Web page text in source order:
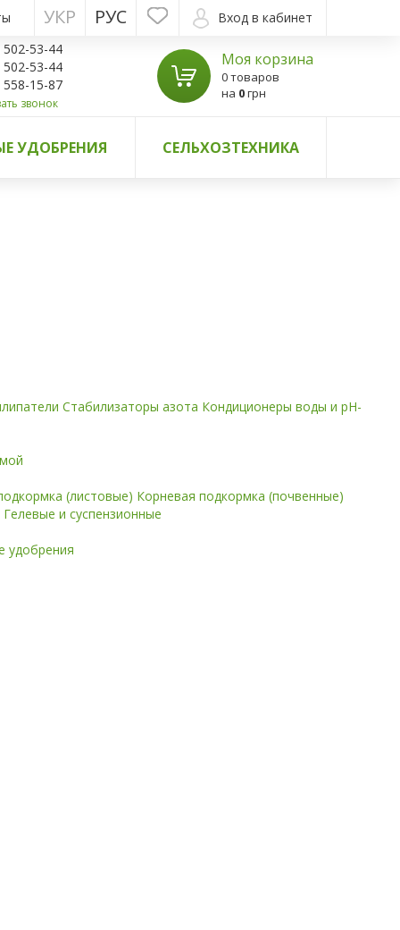
Вход в кабинет
РУС
УКР
502-53-44
502-53-44
558-15-87
звонок
Моя корзина
0 товаров
на 0грн
УДОБРЕНИЯ СЕЛЬХОЗТЕХНИКА
Стабилизаторы азота Кондиционеры воды и pH-
(листовые) Корневая подкормка (почвенные)
Гелевые и суспензионные
удобрения